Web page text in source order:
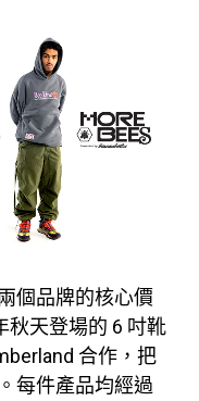
個品牌的核心價
秋天登場的 6 吋靴
合作，把
每件產品均經過